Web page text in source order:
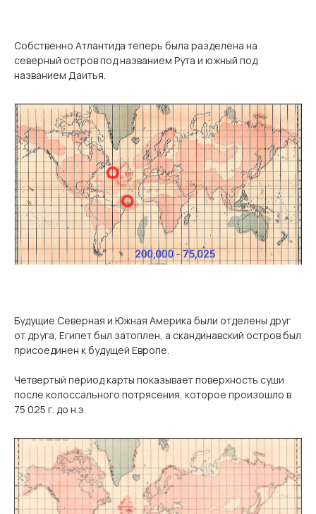
Собственно Атлантида теперь была разделена на
северный остров под названием Рута и южный под
названием Даитья.
Будущие Северная и Южная Америка были отделены друг
от друга, Египет был затоплен, а скандинавский остров был
присоединен к будущей Европе.
Четвертый период карты показывает поверхность суши
после колоссального потрясения, которое произошло в
75 025 г. до н.э.